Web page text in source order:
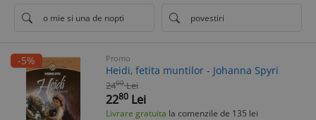
o mie si una de nopti povestiri
-5% Promo
Heidi, fetita muntilor - Johanna Spyri
2400 Lei
2280 Lei
Livrare gratuita la comenzile de 135 lei